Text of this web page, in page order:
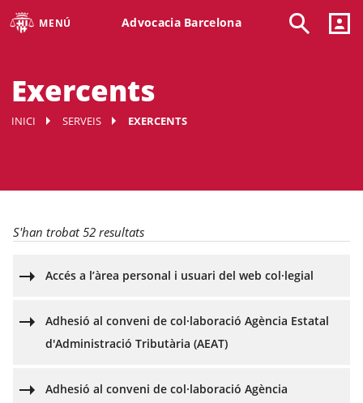
MENÚ Advocacia Barcelona
Exercents
INICI SERVEIS EXERCENTS
S'han trobat 52 resultats
Accés a l’àrea personal i usuari del web col·legial
Adhesió al conveni de col·laboració Agència Estatal
d'Administració Tributària (AEAT)
Adhesió al conveni de col·laboració Agència